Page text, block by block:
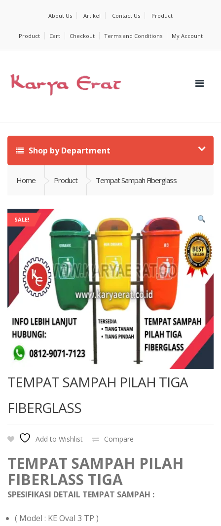
About Us Artikel Contact Us Product
Product Cart Checkout Terms and Conditions My Account
Shop by Department
Home Product Tempat Sampah Fiberglass
SALE!
TEMPAT SAMPAH PILAH TIGA
FIBERGLASS
Add to Wishlist Compare
TEMPAT SAMPAH PILAH
FIBERLASS TIGA
SPESIFIKASI DETAIL TEMPAT SAMPAH :
( Model : KE Oval 3 TP )